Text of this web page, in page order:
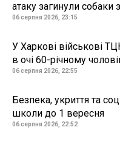
атаку загинули собаки
06 серпня 2026, 23:15
У Харкові військові
в очі 60-річному
06 серпня 2026, 22:55
Безпека, укриття та
школи до 1 вересня
06 серпня 2026, 22:52